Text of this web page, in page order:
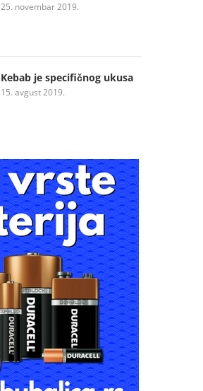
25. novembar 2019.
Kebab je specifičnog ukusa
15. avgust 2019.